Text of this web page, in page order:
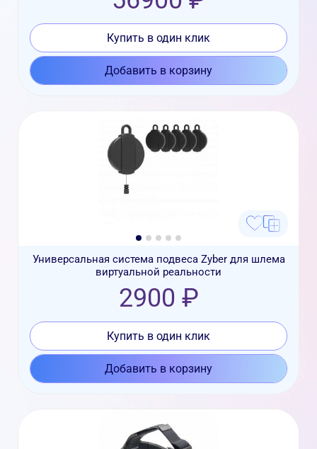
Купить в один клик
Добавить в корзину
Универсальная система подвеса Zyber для шлема
виртуальной реальности
2900 ₽
Купить в один клик
Добавить в корзину